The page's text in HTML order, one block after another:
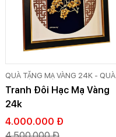
QUÀ TẶNG MẠ VÀNG 24K - QUÀ
TẶNG DÁT VÀNG CAO CẤP GOLD
Tranh Đôi Hạc Mạ Vàng
24k
4.000.000 Đ